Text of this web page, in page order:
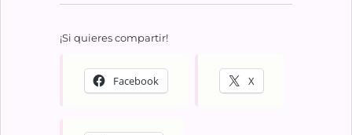
¡Si quieres compartir!
Facebook X